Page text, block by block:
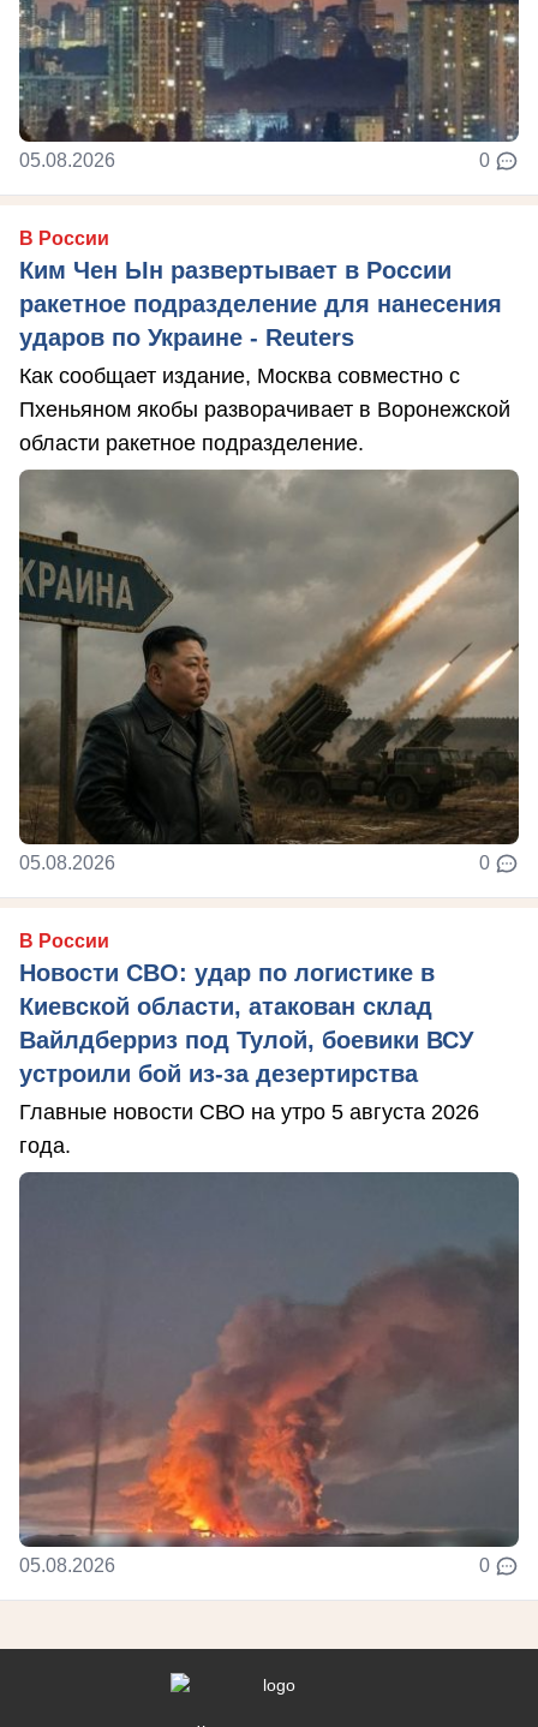
05.08.2026 0
В России
Ким Чен Ын развертывает в России
ракетное подразделение для нанесения
ударов по Украине - Reuters
Как сообщает издание, Москва совместно с
Пхеньяном якобы разворачивает в Воронежской
области ракетное подразделение.
05.08.2026 0
В России
Новости СВО: удар по логистике в
Киевской области, атакован склад
Вайлдберриз под Тулой, боевики ВСУ
устроили бой из-за дезертирства
Главные новости СВО на утро 5 августа 2026
года.
05.08.2026 0